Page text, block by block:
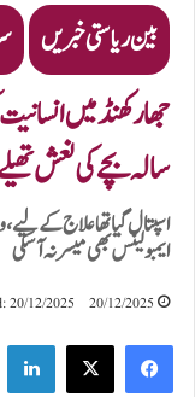
بین ریاستی خبریں
سالہ بچے کی نعش
اسپتال گیا تھا علاج کے
ایمبولینس بھی میسر نہ آ سکی
20/12/2025
20/12/2025